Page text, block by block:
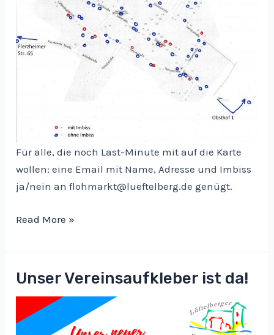
Für alle, die noch Last-Minute mit auf die Karte
wollen: eine Email mit Name, Adresse und Imbiss
ja/nein an flohmarkt@lueftelberg.de genügt.
Zwischenstand
Flohmarkt
Read More »
Unser Vereinsaufkleber ist da!